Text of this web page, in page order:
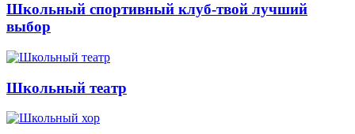
Школьный спортивный клуб-твой лучший
выбор
Школьный театр